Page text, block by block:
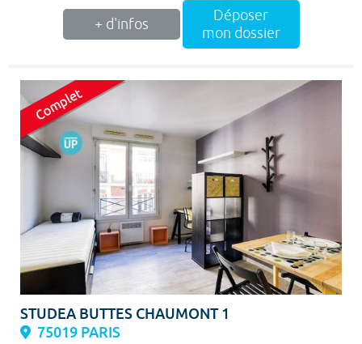
+ d'infos
Déposer
mon dossier
STUDEA BUTTES CHAUMONT 1
75019 PARIS